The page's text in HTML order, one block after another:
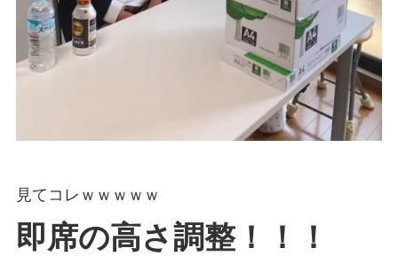
見てコレｗｗｗｗｗ
即席の高さ調整！！！